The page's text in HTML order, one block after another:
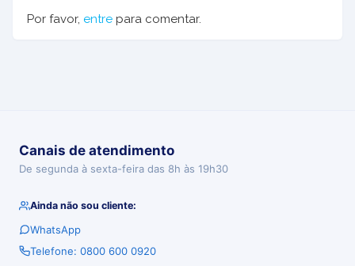
Por favor, entre para comentar.
Canais de atendimento
De segunda à sexta-feira das 8h às 19h30
Ainda não sou cliente:
WhatsApp
Telefone: 0800 600 0920